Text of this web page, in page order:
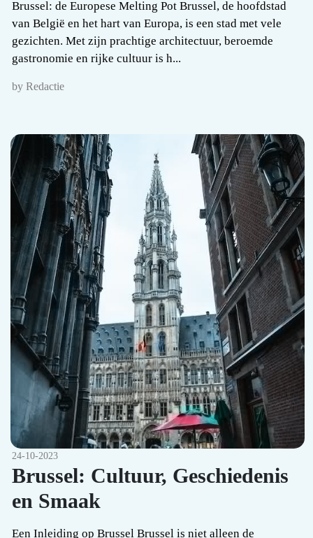
Brussel: de Europese Melting Pot Brussel, de hoofdstad
van België en het hart van Europa, is een stad met vele
gezichten. Met zijn prachtige architectuur, beroemde
gastronomie en rijke cultuur is h...
by Redactie
24-10-2023
Brussel: Cultuur, Geschiedenis
en Smaak
Een Inleiding op Brussel Brussel is niet alleen de